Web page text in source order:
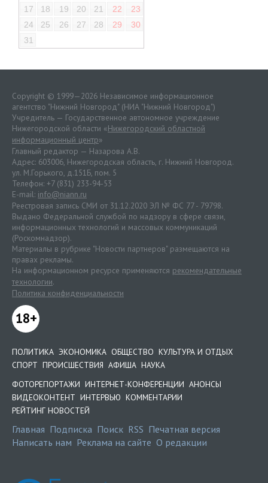
17
18 19 20 21 22
23
24
25 26 27 28 29
30
31
Copyright © 1999—2026 Независимое информационное
агентство "Нижний Новгород" (НИА "Нижний Новгород")
Учредитель — Государственное автономное учреждение
Нижегородской области «Нижегородский областной
информационный центр»
Главный редактор — Назарова А.В.
Адрес: 603006, Нижегородская область, г. Нижний Новгород.
ул. М.Горького, д.151Б, пом. 5
Телефон: +7 (831) 233-94-53
E-mail: info@niann.ru
Реестровая запись СМИ от 31.12.2020 ЭЛ № ФС 77 - 79798.
Выдано Федеральной службой по надзору в сфере связи,
информационных технологий и массовых коммуникаций
(Роскомнадзор).
Материалы в рубрике "Новости партнеров" размещаются на
правах рекламы.
На информационном ресурсе применяются рекомендательные
технологии.
Политика конфиденциальности
18+
ПОЛИТИКА ЭКОНОМИКА ОБЩЕСТВО КУЛЬТУРА И ОТДЫХ
СПОРТ ПРОИСШЕСТВИЯ АФИША НАУКА
ФОТОРЕПОРТАЖИ ИНТЕРНЕТ-КОНФЕРЕНЦИИ АНОНСЫ
ВИДЕОКОНТЕНТ ИНТЕРВЬЮ КОММЕНТАРИИ
РЕЙТИНГ НОВОСТЕЙ
Главная Подписка Поиск RSS Печатная версия
Написать нам Реклама на сайте О редакции